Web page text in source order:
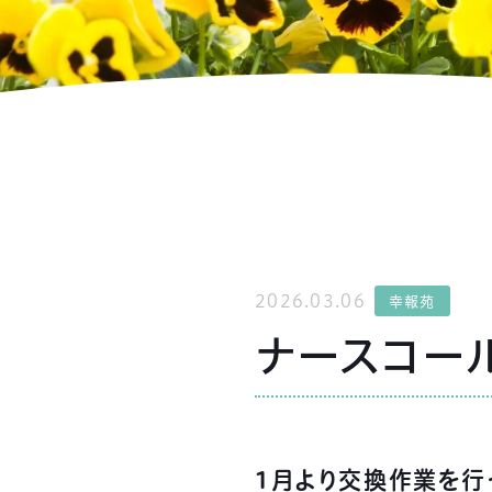
2026.03.06 幸報苑
ナースコー
1月より交換作業を行